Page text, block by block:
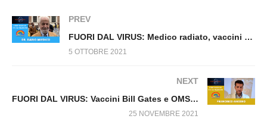
PREV
FUORI DAL VIRUS: Medico radiato, vaccini e verità n.170
5 OTTOBRE 2021
NEXT
FUORI DAL VIRUS: Vaccini Bill Gates e OMS, tutti i conflitti di interesse n.130
25 NOVEMBRE 2021